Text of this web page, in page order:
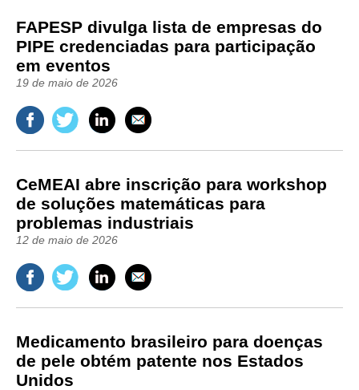
FAPESP divulga lista de empresas do
PIPE credenciadas para participação
em eventos
19 de maio de 2026
CeMEAI abre inscrição para workshop
de soluções matemáticas para
problemas industriais
12 de maio de 2026
Medicamento brasileiro para doenças
de pele obtém patente nos Estados
Unidos